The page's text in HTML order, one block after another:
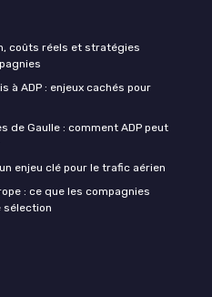
coûts réels et stratégies
à ADP : enjeux cachés pour
de Gaulle : comment ADP peut
enjeu clé pour le trafic aérien
: ce que les compagnies
sélection